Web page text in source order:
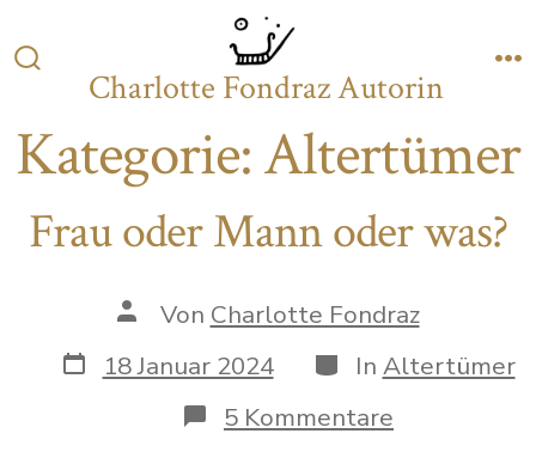
Inhalt
ein-/ausblenden
Charlotte Fondraz Autorin
Kategorie:Altertümer
Frau oder Mann oder was?
Autor
Beitrags
Von Charlotte Fondraz
Datum
des
18 Januar 2024 Kategorien
In Altertümer
5 Kommentare
Frau